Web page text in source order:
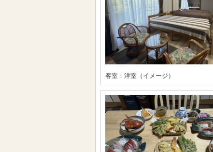
客室：洋室（イメージ）